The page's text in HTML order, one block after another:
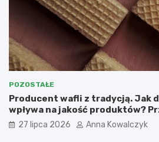
POZOSTAŁE
Producent wafli z tradycją. Jak
wpływa na jakość produktów?
27 lipca 2026 Anna Kowalczyk